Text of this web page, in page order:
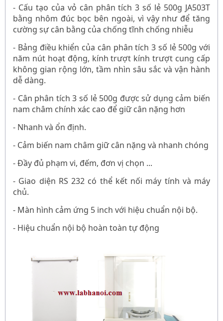
- Cấu tạo của vỏ cân phân tích 3 số lẻ 500g JA503T
bằng nhôm đúc bọc bên ngoài, vì vậy như để tăng
cường sự cân bằng của chống tĩnh chống nhiễu
- Bảng điều khiển của cân phân tích 3 số lẻ 500g với
năm nút hoạt động, kính trượt kính trượt cung cấp
không gian rộng lớn, tầm nhìn sâu sắc và vận hành
dễ dàng.
- Cân phân tích 3 số lẻ 500g đượcsử dụng cảm biến
nam châm chính xác cao để giữ cân nặng hơn
- Nhanh và ổn định.
- Cảm biến nam châm giữ cân nặng và nhanh chóng
- Đầy đủ phạm vi, đếm, đơn vị chọn ...
- Giao diện RS 232 có thể kết nối máy tính và máy
chủ.
- Màn hình cảm ứng 5 inch với hiệu chuẩn nội bộ.
- Hiệu chuẩn nội bộ hoàn toàn tự động